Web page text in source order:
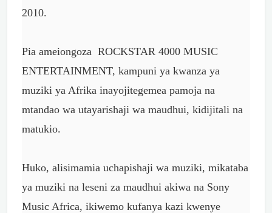
2010.
Pia ameiongoza ROCKSTAR 4000 MUSIC
ENTERTAINMENT, kampuni ya kwanza ya
muziki ya Afrika inayojitegemea pamoja na
mtandao wa utayarishaji wa maudhui, kidijitali na
matukio.
Huko, alisimamia uchapishaji wa muziki, mikataba
ya muziki na leseni za maudhui akiwa na Sony
Music Africa, ikiwemo kufanya kazi kwenye